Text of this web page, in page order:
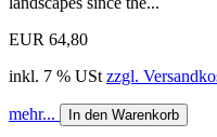
EUR 64,80
inkl. 7 % USt zzgl.
mehr... In den Warenkorb